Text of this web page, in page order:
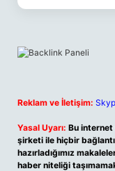
Reklam ve İletişim:
Yasal Uyarı: Bu internet
şirketi ile hiçbir
hazırladığımız
haber niteliği